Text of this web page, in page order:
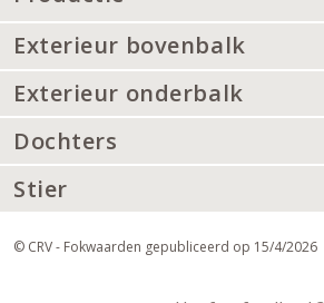
Exterieur bovenbalk
Exterieur onderbalk
Dochters
Stier
© CRV - Fokwaarden gepubliceerd op 15/4/2026